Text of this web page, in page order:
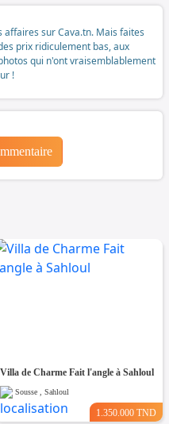
affaires sur Cava.tn. Mais faites
prix ridiculement bas, aux
qui n'ont vraisemblablement
!
Villa de Charme Fait l'angle à Sahloul
Sousse , Sahloul
1.350.000 TND